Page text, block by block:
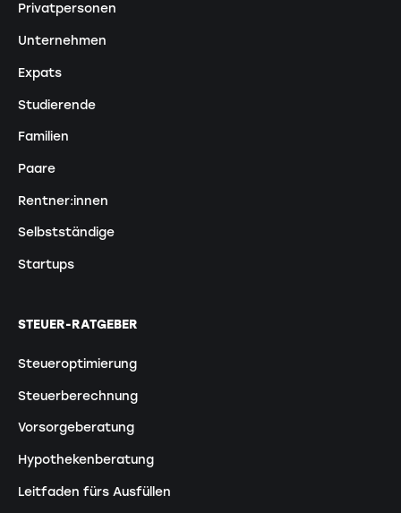
Privatpersonen
Unternehmen
Expats
Studierende
Familien
Paare
Rentner:innen
Selbstständige
Startups
STEUER-RATGEBER
Steueroptimierung
Steuerberechnung
Vorsorgeberatung
Hypothekenberatung
Leitfaden fürs Ausfüllen